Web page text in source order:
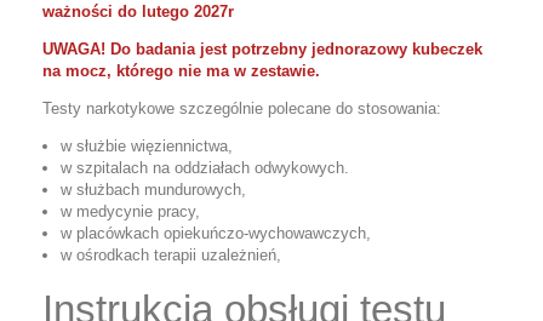
ważności do lutego 2027r
UWAGA! Do badania jest potrzebny jednorazowy kubeczek
na mocz, którego nie ma w zestawie.
Testy narkotykowe szczególnie polecane do stosowania:
w służbie więziennictwa,
w szpitalach na oddziałach odwykowych.
w służbach mundurowych,
w medycynie pracy,
w placówkach opiekuńczo-wychowawczych,
w ośrodkach terapii uzależnień,
Instrukcja obsługi testu